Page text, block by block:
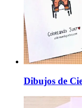
Dibujos de